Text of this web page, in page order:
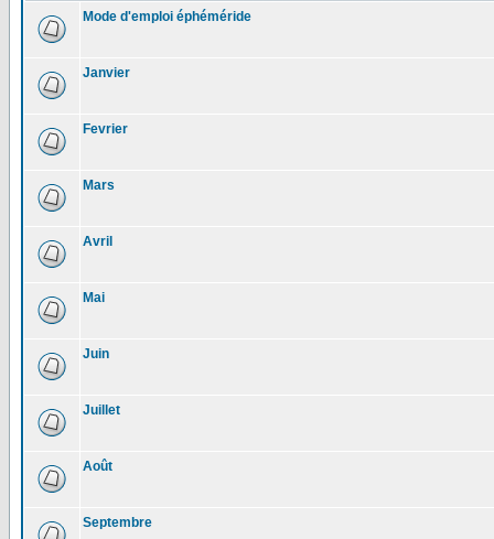
Mode d'emploi éphéméride
Janvier
Fevrier
Mars
Avril
Mai
Juin
Juillet
Août
Septembre